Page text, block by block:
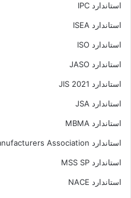
استاندارد IPC
استاندارد ISEA
استاندارد ISO
استاندارد JASO
استاندارد JIS 2021
استاندارد JSA
استاندارد MBMA
استاندارد Metal Building Manufacturers Association
استاندارد MSS SP
استاندارد NACE